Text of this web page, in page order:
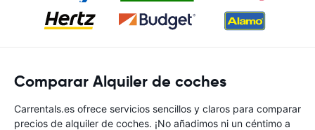
Comparar Alquiler de coches
Carrentals.es ofrece servicios sencillos y claros para comparar
precios de alquiler de coches. ¡No añadimos ni un céntimo a